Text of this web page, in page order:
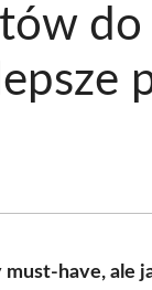
have, ale